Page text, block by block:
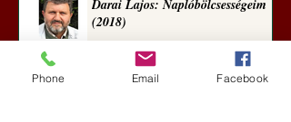
Darai Lajos: Naplóbölcsességeim
(2018)
6 nappal ezelőtt
Phone Email Facebook